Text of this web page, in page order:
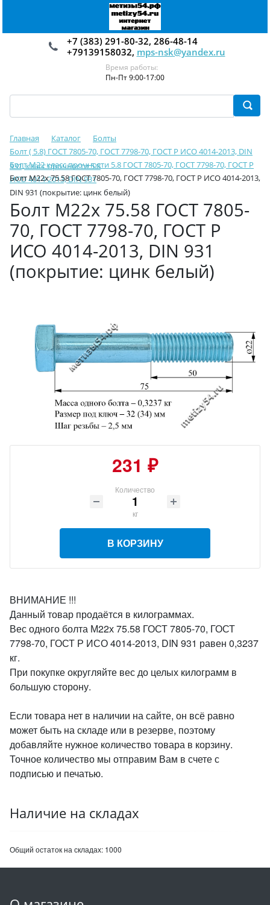
+7 (383) 291-80-32, 286-48-14
+79139158032, mps-nsk@yandex.ru
Время работы:
Пн-Пт 9:00-17:00
Главная Каталог
Болты
Болт ( 5.8) ГОСТ 7805-70, ГОСТ 7798-70, ГОСТ Р ИСО 4014-2013, DIN
931, класс прочности 5.8
Болт М22 класс прочности 5.8 ГОСТ 7805-70, ГОСТ 7798-70, ГОСТ Р
ИСО 4014-2013, DIN 931
Болт М22х 75.58 ГОСТ 7805-70, ГОСТ 7798-70, ГОСТ Р ИСО 4014-2013,
DIN 931 (покрытие: цинк белый)
Болт М22х 75.58 ГОСТ 7805-
70, ГОСТ 7798-70, ГОСТ Р
ИСО 4014-2013, DIN 931
(покрытие: цинк белый)
231 ₽
Количество
кг
В КОРЗИНУ
ВНИМАНИЕ !!!
Данный товар продаётся в килограммах.
Вес одного болта М22х 75.58 ГОСТ 7805-70, ГОСТ
7798-70, ГОСТ Р ИСО 4014-2013, DIN 931 равен 0,3237
кг.
При покупке округляйте вес до целых килограмм в
большую сторону.
Если товара нет в наличии на сайте, он всё равно
может быть на складе или в резерве, поэтому
добавляйте нужное количество товара в корзину.
Точное количество мы отправим Вам в счете с
подписью и печатью.
Наличие на складах
Общий остаток на складах: 1000